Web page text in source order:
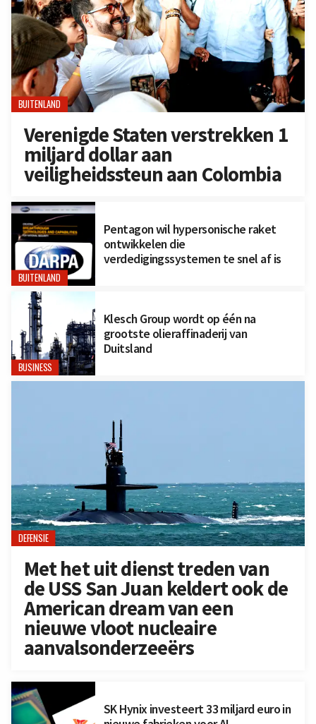
BUITENLAND
Verenigde Staten verstrekken 1
miljard dollar aan
veiligheidssteun aan Colombia
BUITENLAND
Pentagon wil hypersonische raket
ontwikkelen die
verdedigingssystemen te snel af is
BUSINESS
Klesch Group wordt op één na
grootste olieraffinaderij van
Duitsland
DEFENSIE
Met het uit dienst treden van
de USS San Juan keldert ook de
American dream van een
nieuwe vloot nucleaire
aanvalsonderzeeërs
SK Hynix investeert 33 miljard euro in